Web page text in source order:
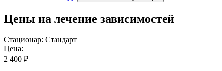
Цены на лечение зависимостей
Стационар: Стандарт
Цена:
2 400 ₽